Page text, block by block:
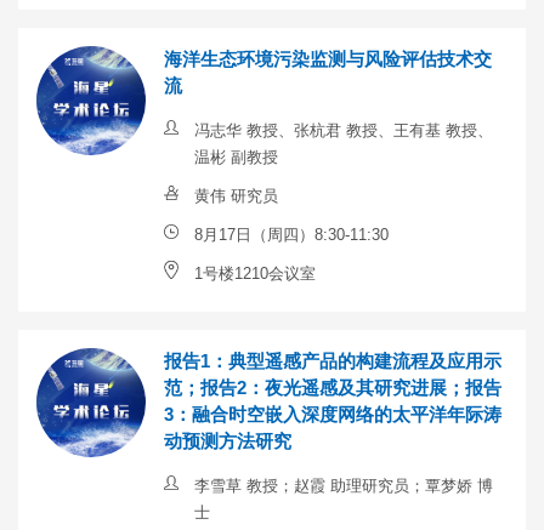
海洋生态环境污染监测与风险评估技术交
流
冯志华 教授、张杭君 教授、王有基 教授、
温彬 副教授
黄伟 研究员
8月17日（周四）8:30-11:30
1号楼1210会议室
报告1：典型遥感产品的构建流程及应用示
范；报告2：夜光遥感及其研究进展；报告
3：融合时空嵌入深度网络的太平洋年际涛
动预测方法研究
李雪草 教授；赵霞 助理研究员；覃梦娇 博
士